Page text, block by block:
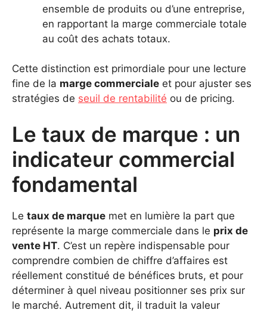
ensemble de produits ou d’une entreprise,
en rapportant la marge commerciale totale
au coût des achats totaux.
Cette distinction est primordiale pour une lecture
fine de la marge commerciale et pour ajuster ses
stratégies de seuil de rentabilité ou de pricing.
Le taux de marque : un
indicateur commercial
fondamental
Le taux de marque met en lumière la part que
représente la marge commerciale dans le prix de
vente HT. C’est un repère indispensable pour
comprendre combien de chiffre d’affaires est
réellement constitué de bénéfices bruts, et pour
déterminer à quel niveau positionner ses prix sur
le marché. Autrement dit, il traduit la valeur